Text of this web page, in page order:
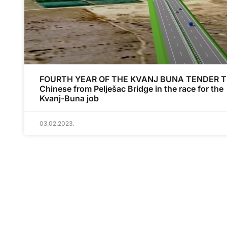
FOURTH YEAR OF THE KVANJ BUNA TENDER
Chinese from Pelješac Bridge in the race for the
Kvanj-Buna job
03.02.2023.